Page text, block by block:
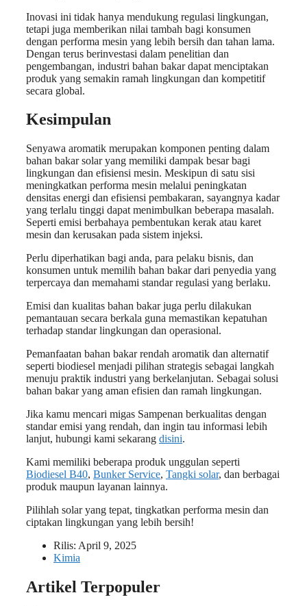
Inovasi ini tidak hanya mendukung regulasi lingkungan,
tetapi juga memberikan nilai tambah bagi konsumen
dengan performa mesin yang lebih bersih dan tahan lama.
Dengan terus berinvestasi dalam penelitian dan
pengembangan, industri bahan bakar dapat menciptakan
produk yang semakin ramah lingkungan dan kompetitif
secara global.
Kesimpulan
Senyawa aromatik merupakan komponen penting dalam
bahan bakar solar yang memiliki dampak besar bagi
lingkungan dan efisiensi mesin. Meskipun di satu sisi
meningkatkan performa mesin melalui peningkatan
densitas energi dan efisiensi pembakaran, sayangnya kadar
yang terlalu tinggi dapat menimbulkan beberapa masalah.
Seperti emisi berbahaya pembentukan kerak atau karet
mesin dan kerusakan pada sistem injeksi.
Perlu diperhatikan bagi anda, para pelaku bisnis, dan
konsumen untuk memilih bahan bakar dari penyedia yang
terpercaya dan memahami standar regulasi yang berlaku.
Emisi dan kualitas bahan bakar juga perlu dilakukan
pemantauan secara berkala guna memastikan kepatuhan
terhadap standar lingkungan dan operasional.
Pemanfaatan bahan bakar rendah aromatik dan alternatif
seperti biodiesel menjadi pilihan strategis sebagai langkah
menuju praktik industri yang berkelanjutan. Sebagai solusi
bahan bakar yang aman efisien dan ramah lingkungan.
Jika kamu mencari migas Sampenan berkualitas dengan
standar emisi yang rendah, dan ingin tau informasi lebih
lanjut, hubungi kami sekarang disini.
Kami memiliki beberapa produk unggulan seperti
Biodiesel B40, Bunker Service, Tangki solar, dan berbagai
produk maupun layanan lainnya.
Pilihlah solar yang tepat, tingkatkan performa mesin dan
ciptakan lingkungan yang lebih bersih!
Rilis: April 9, 2025
Kimia
Artikel Terpopuler